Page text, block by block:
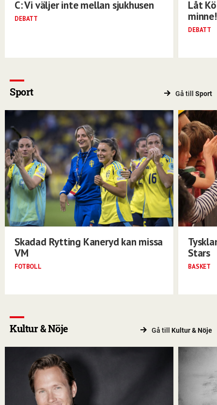
C: Vi väljer inte mellan sjukhusen
DEBATT
Låt
minne!
DEBATT
Sport Gå till Sport
Skadad Rytting Kaneryd kan missa
VM
FOTBOLL
Stars
BASKET
Kultur & Nöje Gå till Kultur & Nöje